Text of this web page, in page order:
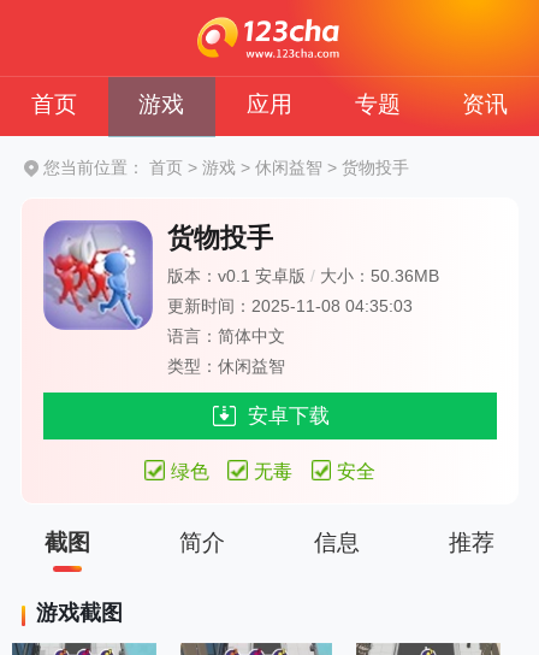
首页 游戏 应用 专题 资讯
您当前位置： 首页 > 游戏 > 休闲益智 >货物投手
货物投手
版本：v0.1 安卓版/ 大小：50.36MB
更新时间：2025-11-08 04:35:03
语言：简体中文
类型：休闲益智
安卓下载
绿色 无毒 安全
截图 简介 信息 推荐
游戏截图